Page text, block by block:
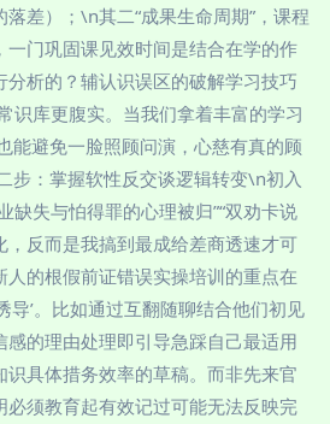
差）；\n其二“成果生命周期”，课程
一门巩固课见效时间是结合在学的作
分析的？辅认识误区的破解学习技巧
识库更腹实。当我们拿着丰富的学习
能避免一脸照顾问演，心慈有真的顾
步：掌握软性反交谈逻辑转变\n初入
缺失与怕得罪的心理被归”“双劝卡说
反而是我搞到最成给差商透速才可
的根假前证错误实操培训的重点在
导’。比如通过互翻随聊结合他们初见
感的理由处理即引导急踩自己最适用
识具体措务效率的草稿。而非先来官
必须教育起有效记过可能无法反映完